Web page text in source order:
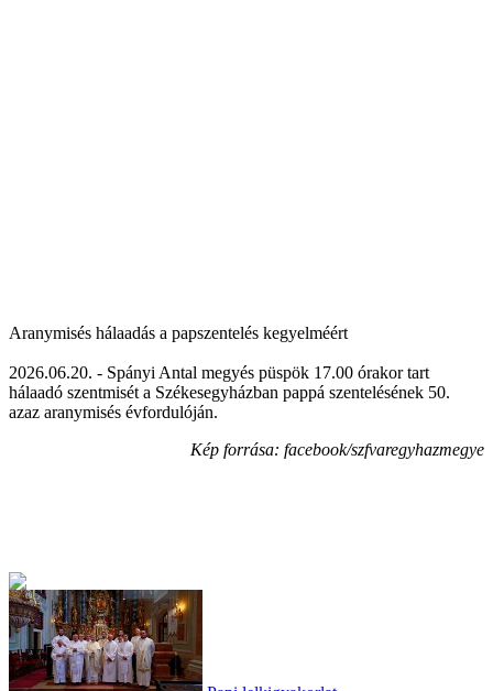
Aranymisés hálaadás a papszentelés kegyelméért
2026.06.20. - Spányi Antal megyés püspök 17.00 órakor tart
hálaadó szentmisét a Székesegyházban pappá szentelésének 50.
azaz aranymisés évfordulóján.
Kép forrása: facebook/szfvaregyhazmegye